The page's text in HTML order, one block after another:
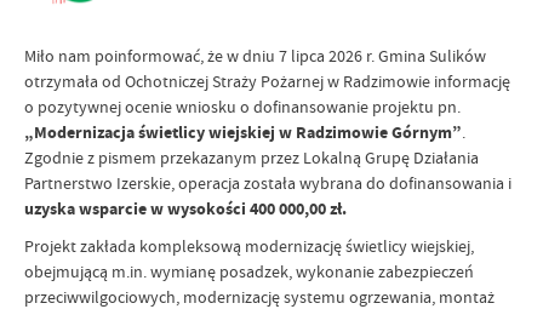
Miło nam poinformować, że w dniu 7 lipca 2026 r. Gmina Sulików
otrzymała od Ochotniczej Straży Pożarnej w Radzimowie informację
o pozytywnej ocenie wniosku o dofinansowanie projektu pn.
„Modernizacja świetlicy wiejskiej w Radzimowie Górnym”.
Zgodnie z pismem przekazanym przez Lokalną Grupę Działania
Partnerstwo Izerskie, operacja została wybrana do dofinansowania i
uzyska wsparcie w wysokości 400 000,00 zł.
Projekt zakłada kompleksową modernizację świetlicy wiejskiej,
obejmującą m.in. wymianę posadzek, wykonanie zabezpieczeń
przeciwwilgociowych, modernizację systemu ogrzewania, montaż